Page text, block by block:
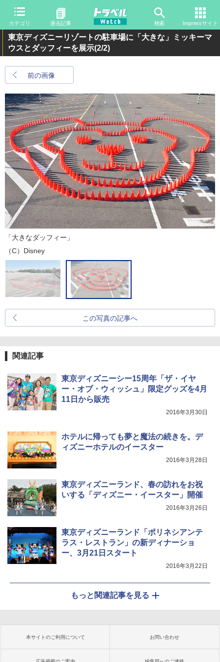
カテゴリ 過去記事 検索 Impressサイト
東京ディズニーリゾートの駐車場に「大きな」ミッキーマ
ウスとダッフィーを展示(2/2)
前の画像
「大きなダッフィー」
（C）Disney
この写真の記事へ
関連記事
東京ディズニーシー15周年「ザ・イヤ
ー・オブ・ウィッシュ」限定グッズを4月
11日から販売
2016年3月30日
ホテルに帰っても夢と魔法の続きを。デ
ィズニーホテルのイースター
2016年3月28日
東京ディズニーランド、春の訪れをお祝
いする「ディズニー・イースター」開催
2016年3月26日
東京ディズニーランド「ポリネシアンテ
ラス・レストラン」の新ディナーショ
ー、3月21日スタート
2016年3月22日
もっと関連記事を見る
本サイトのご利用について お問い合わせ